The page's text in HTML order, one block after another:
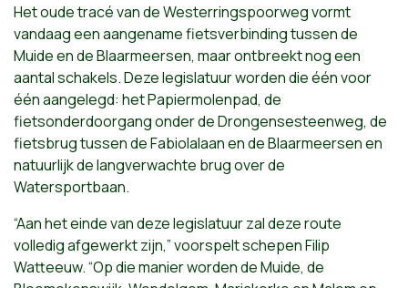
Het oude tracé van de Westerringspoorweg vormt
vandaag een aangename fietsverbinding tussen de
Muide en de Blaarmeersen, maar ontbreekt nog een
aantal schakels. Deze legislatuur worden die één voor
één aangelegd: het Papiermolenpad, de
fietsonderdoorgang onder de Drongensesteenweg, de
fietsbrug tussen de Fabiolalaan en de Blaarmeersen en
natuurlijk de langverwachte brug over de
Watersportbaan.
“Aan het einde van deze legislatuur zal deze route
volledig afgewerkt zijn,” voorspelt schepen Filip
Watteeuw. “Op die manier worden de Muide, de